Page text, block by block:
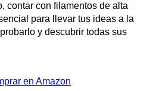
contar con filamentos de alta
para llevar tus ideas a la
y descubrir todas sus